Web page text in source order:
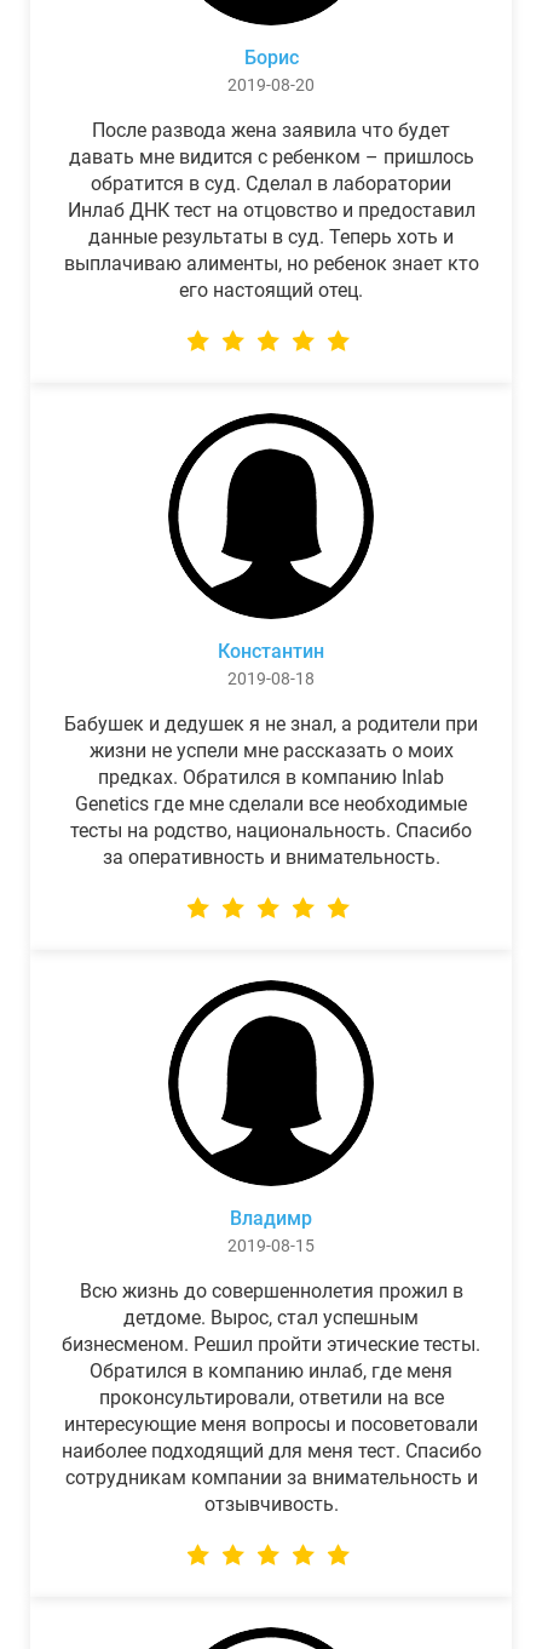
Борис
2019-08-20
После развода жена заявила что будет
давать мне видится с ребенком – пришлось
обратится в суд. Сделал в лаборатории
Инлаб ДНК тест на отцовство и предоставил
данные результаты в суд. Теперь хоть и
выплачиваю алименты, но ребенок знает кто
его настоящий отец.
Константин
2019-08-18
Бабушек и дедушек я не знал, а родители при
жизни не успели мне рассказать о моих
предках. Обратился в компанию Inlab
Genetics где мне сделали все необходимые
тесты на родство, национальность. Спасибо
за оперативность и внимательность.
Владимр
2019-08-15
Всю жизнь до совершеннолетия прожил в
детдоме. Вырос, стал успешным
бизнесменом. Решил пройти этические тесты.
Обратился в компанию инлаб, где меня
проконсультировали, ответили на все
интересующие меня вопросы и посоветовали
наиболее подходящий для меня тест. Спасибо
сотрудникам компании за внимательность и
отзывчивость.